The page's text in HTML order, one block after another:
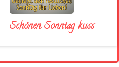
Schönen Sonntag kuss